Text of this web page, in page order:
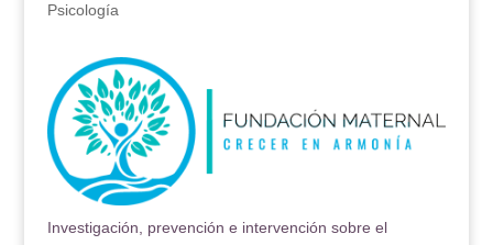
Psicología
Investigación, prevención e intervención sobre el